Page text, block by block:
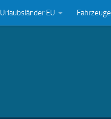
Urlaubsländer EU Fahrzeuge